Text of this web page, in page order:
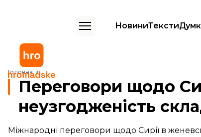
НовиниТексти
Головна
Переговори щодо Сирії відклали через неузгодженість
Переговори щодо
неузгодженість
Міжнародні переговори щодо Сирії в